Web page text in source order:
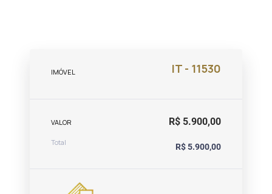
IMÓVEL IT - 11530
VALOR R$ 5.900,00
Total R$ 5.900,00